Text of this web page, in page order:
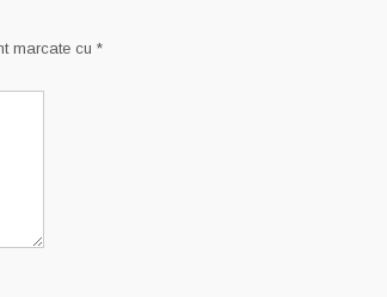
marcate cu *